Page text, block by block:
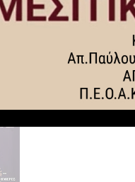
εορτασμός